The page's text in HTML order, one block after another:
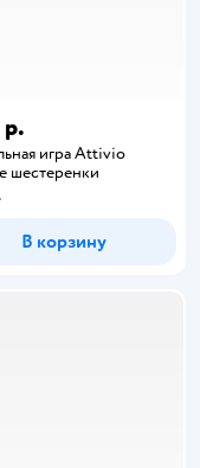
р.
игра Attivio
шестеренки
В корзину